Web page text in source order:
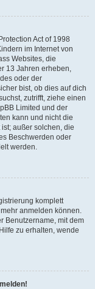
Act of 1998
im Internet von
Websites, die
13 Jahren erheben,
oder der
bist, ob dies auf dich
zutrifft, ziehe einen
Limited und der
kann und nicht die
außer solchen, die
Beschwerden oder
werden.
komplett
anmelden können.
Benutzername, mit dem
zu erhalten, wende